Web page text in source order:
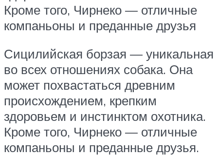
Кроме того, Чирнеко — отличные
компаньоны и преданные друзья
Сицилийская борзая — уникальная
во всех отношениях собака. Она
может похвастаться древним
происхождением, крепким
здоровьем и инстинктом охотника.
Кроме того, Чирнеко — отличные
компаньоны и преданные друзья.